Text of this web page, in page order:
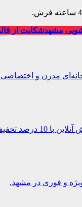
مشهدشکایت از
مدرن و
تخفیف.
و فوری در مشهد.